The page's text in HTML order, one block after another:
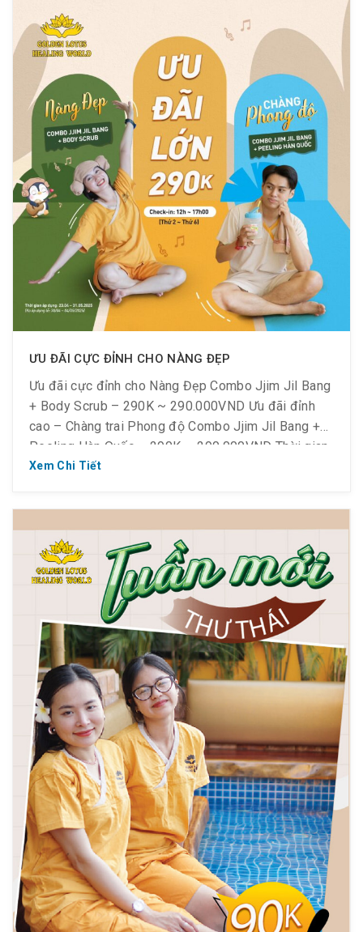
ƯU ĐÃI CỰC ĐỈNH CHO NÀNG ĐẸP
Ưu đãi cực đỉnh cho Nàng Đẹp Combo Jjim Jil Bang
+ Body Scrub – 290K ~ 290.000VND Ưu đãi đỉnh
cao – Chàng trai Phong độ Combo Jjim Jil Bang +
Peeling Hàn Quốc – 290K ~ 290.000VND Thời gian
áp dụng: Thứ 2 ~ Thứ 6 từ 𝟐𝟑.𝟒 – 𝟑𝟏.𝟓.𝟐𝟎𝟐𝟓 (không
Xem Chi Tiết